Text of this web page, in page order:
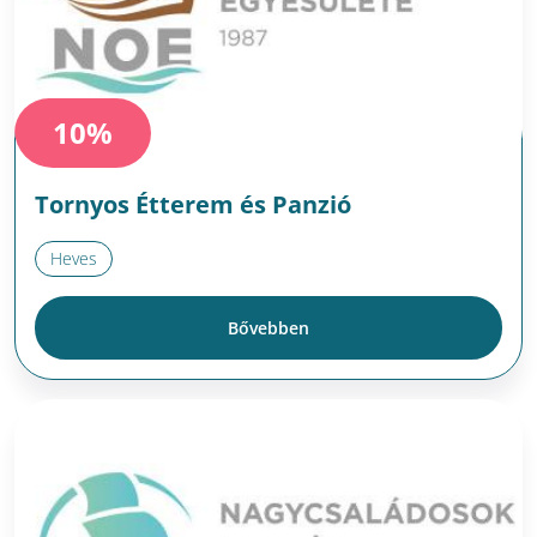
10%
Tornyos Étterem és Panzió
Heves
Bővebben